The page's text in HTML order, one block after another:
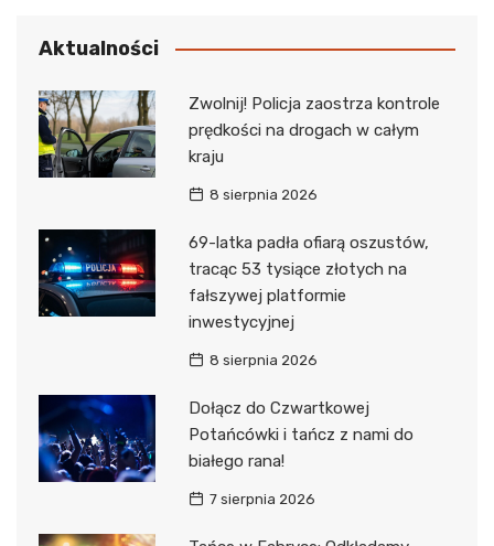
Aktualności
Zwolnij! Policja zaostrza kontrole
prędkości na drogach w całym
kraju
8 sierpnia 2026
69-latka padła ofiarą oszustów,
tracąc 53 tysiące złotych na
fałszywej platformie
inwestycyjnej
8 sierpnia 2026
Dołącz do Czwartkowej
Potańcówki i tańcz z nami do
białego rana!
7 sierpnia 2026